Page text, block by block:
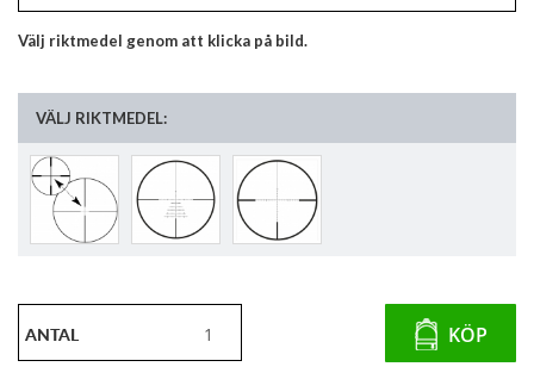
Välj riktmedel genom att klicka på bild.
VÄLJ RIKTMEDEL:
ANTAL KÖP